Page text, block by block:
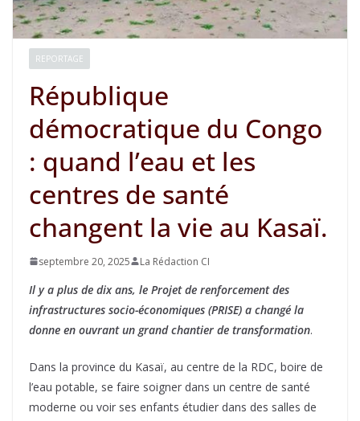
REPORTAGE
République
démocratique du Congo
: quand l’eau et les
centres de santé
changent la vie au Kasaï.
septembre 20, 2025 La Rédaction CI
Il y a plus de dix ans, le Projet de renforcement des
infrastructures socio-économiques (PRISE) a changé la
donne en ouvrant un grand chantier de transformation.
Dans la province du Kasaï, au centre de la RDC, boire de
l’eau potable, se faire soigner dans un centre de santé
moderne ou voir ses enfants étudier dans des salles de